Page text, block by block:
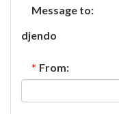
Message to:
djendo
* From: